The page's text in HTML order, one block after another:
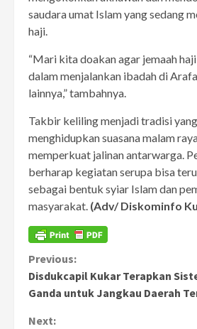
saudara umat Islam yang sedang
haji.
“Mari kita doakan agar jemaah
dalam menjalankan ibadah di
lainnya,” tambahnya.
Takbir keliling menjadi tradisi
menghidupkan suasana malam
memperkuat jalinan antarwarga.
berharap kegiatan serupa bisa
sebagai bentuk syiar Islam dan
masyarakat. (Adv/ Diskominfo
Continue
Reading
Previous:
Disdukcapil Kukar Terapkan
Ganda untuk Jangkau Daerah
Next: